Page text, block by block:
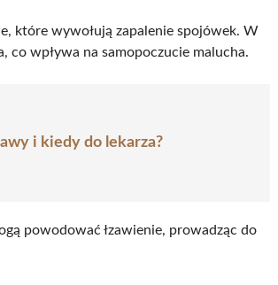
które wywołują zapalenie spojówek. W
co wpływa na samopoczucie malucha.
i kiedy do lekarza?
powodować łzawienie, prowadząc do